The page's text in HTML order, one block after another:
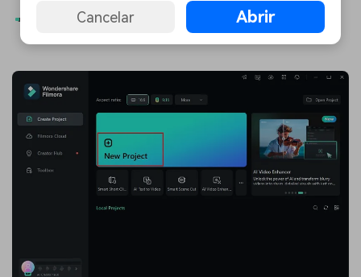
Novo Projeto” para trabalhar do zero.Envie Seu
Cancelar Abrir